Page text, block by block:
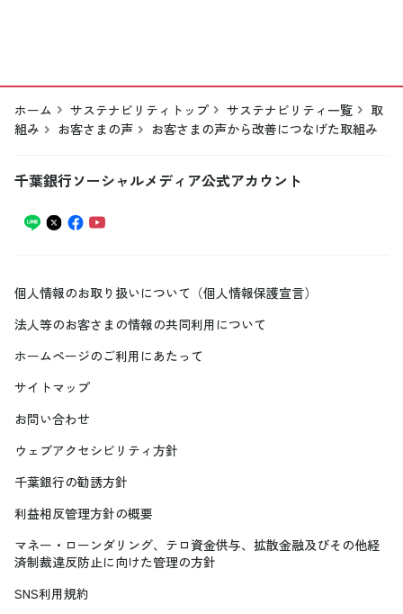
ホーム サステナビリティトップ サステナビリティ一覧
取
組み
お客さまの声 お客さまの声から改善につなげた取組み
千葉銀行ソーシャルメディア公式アカウント
個人情報のお取り扱いについて（個人情報保護宣言）
法人等のお客さまの情報の共同利用について
ホームページのご利用にあたって
サイトマップ
お問い合わせ
ウェブアクセシビリティ方針
千葉銀行の勧誘方針
利益相反管理方針の概要
マネー・ローンダリング、テロ資金供与、拡散金融及びその他経
済制裁違反防止に向けた管理の方針
SNS利用規約